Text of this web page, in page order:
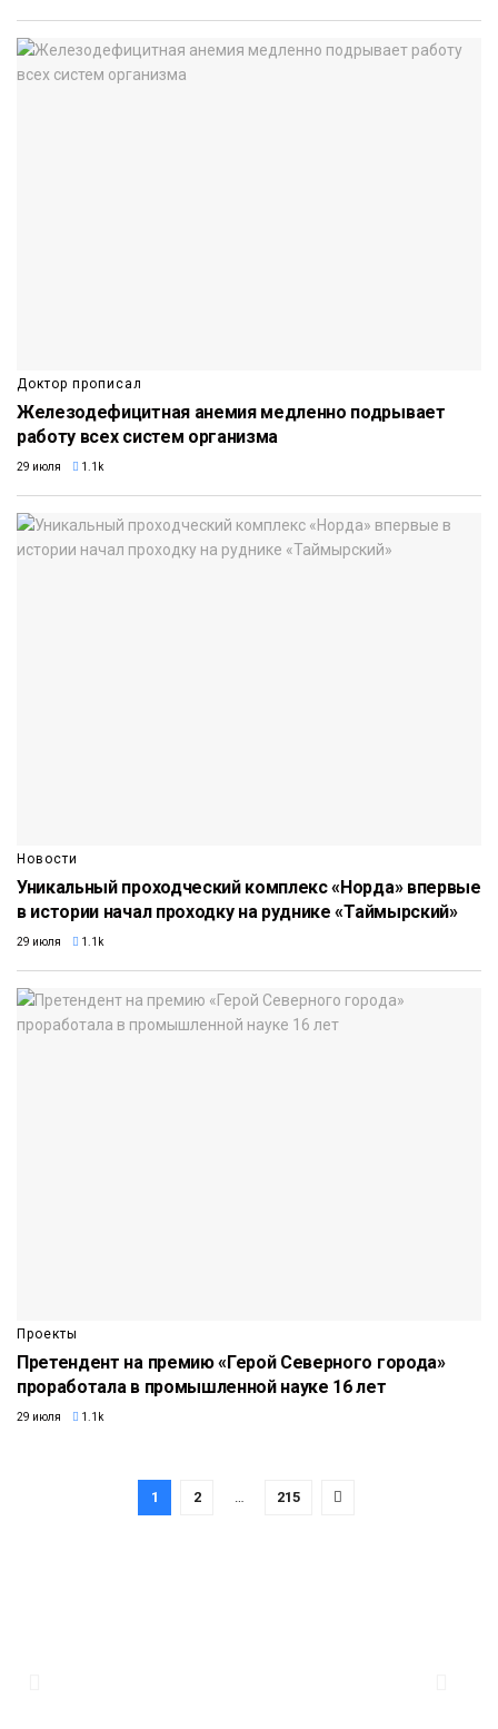
Доктор прописал
Железодефицитная анемия медленно подрывает
работу всех систем организма
29 июля 1.1k
Новости
Уникальный проходческий комплекс «Норда» впервые
в истории начал проходку на руднике «Таймырский»
29 июля 1.1k
Проекты
Претендент на премию «Герой Северного города»
проработала в промышленной науке 16 лет
29 июля 1.1k
1 2 215